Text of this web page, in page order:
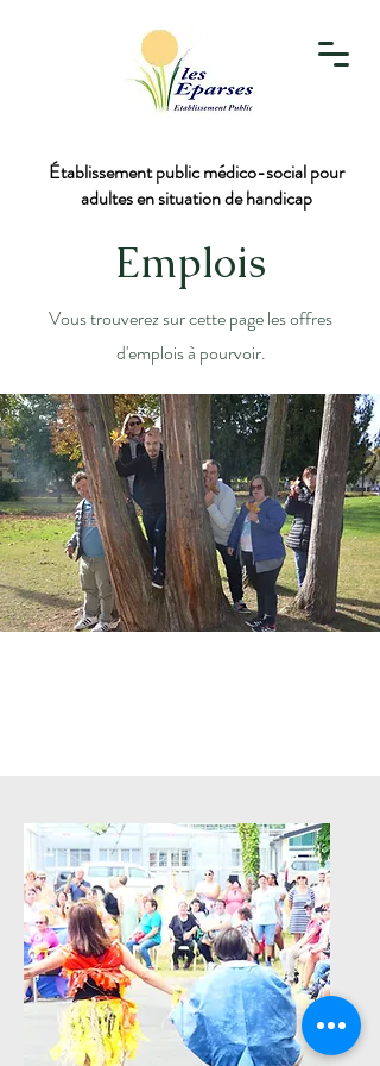
Établissement public médico-social pour
adultes en situation de handicap
Emplois
Vous trouverez sur cette page les offres
d'emplois à pourvoir.